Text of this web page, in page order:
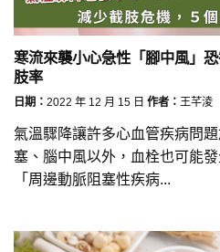
寒流來襲小心急性「腳中風」
肢率
日期： 2022 年 12 月 15 日 作者： 王芊淩
氣溫驟降讓許多心血管疾病問
塞、腦中風以外，血栓也可能
「周邊動脈阻塞性疾病...